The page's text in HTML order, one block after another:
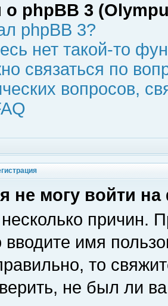
о phpBB 3
phpBB 3?
нет такой-то
связаться по
вопросов,
не могу войти
причин.
вводите имя
то
не был ли